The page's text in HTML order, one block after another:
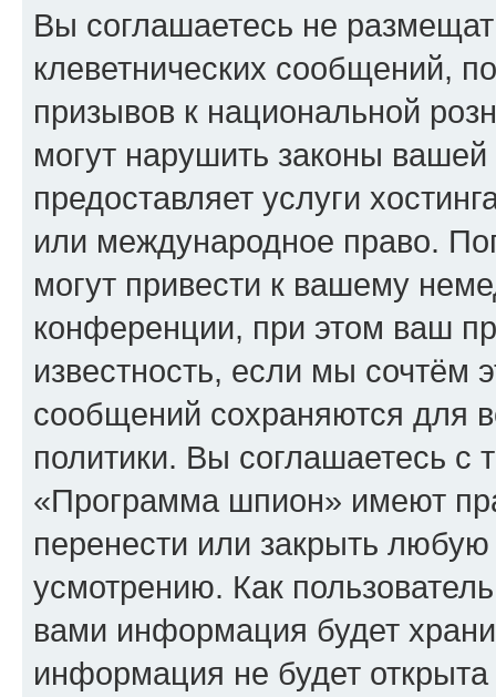
Вы соглашаетесь не
клеветнических сообщений,
призывов к национальной
могут нарушить законы
предоставляет услуги
или международное право.
могут привести к вашему
конференции, при этом ваш
известность, если мы сочтём
сообщений сохраняются для
политики. Вы соглашаетесь
«Программа шпион» имеют
перенести или закрыть
усмотрению. Как
вами информация будет
информация не будет